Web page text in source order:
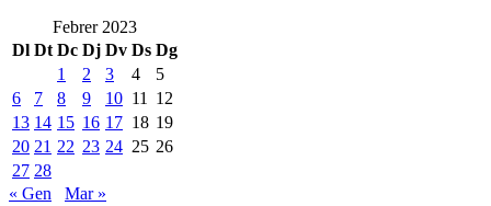
Febrer 2023
Dl Dt Dc Dj Dv Ds Dg
1
2 3 4
5
6
7 8 9 10 11
12
13 14 15 16 17 18 19
20 21 22 23 24 25 26
27 28
« Gen
Mar »